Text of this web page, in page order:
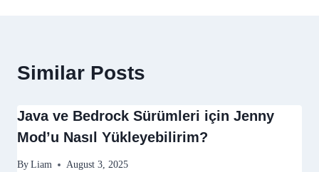
Similar Posts
Java ve Bedrock Sürümleri için Jenny
Mod’u Nasıl Yükleyebilirim?
By Liam August 3, 2025